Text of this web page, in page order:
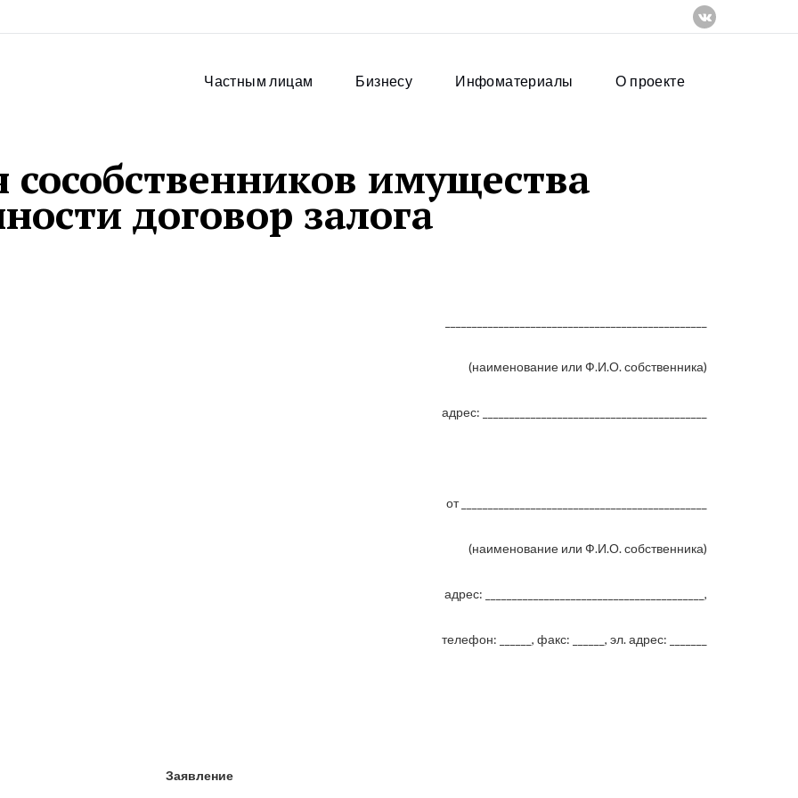
Частным лицам Бизнесу Инфоматериалы О проекте
сособственников имущества
договор залога
(наименование или Ф.И.О. собственника)
адрес: __________________________________________
от ______________________________________________
(наименование или Ф.И.О. собственника)
адрес: _________________________________________,
телефон: ______, факс: ______, эл. адрес: _______
Заявление